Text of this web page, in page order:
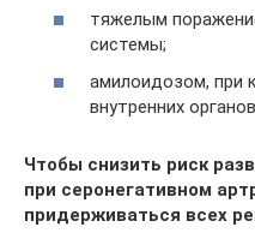
тяжелым
системы;
амилоидозом, при
внутренних
Чтобы снизить риск
при серонегативном
придерживаться всех